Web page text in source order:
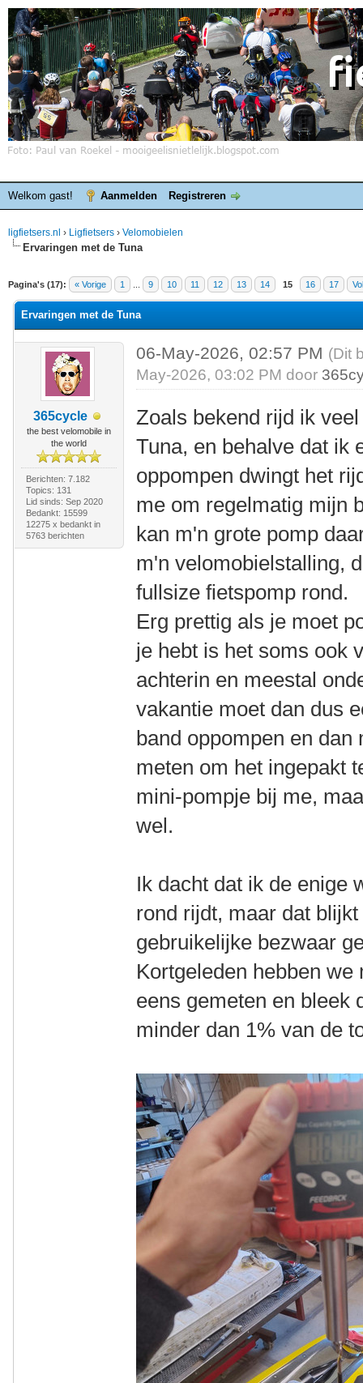
Welkom gast! Aanmelden Registreren
ligfietsers.nl › Ligfietsers › Velomobielen
Ervaringen met de Tuna
Pagina's (17): « Vorige 1 9 10 11 12 13 14 15 16 17
waardering is 5
Ervaringen met de Tuna
365cycle
the best velomobile in
the world
Berichten: 7.182
Topics: 131
Lid sinds: Sep 2020
Bedankt: 15599
12275 x bedankt in
5763 berichten
06-May-2026, 02:57 PM (Dit
May-2026, 03:02 PM door
Zoals bekend rijd ik
Tuna, en behalve dat ik
oppompen dwingt het
me om regelmatig mijn
kan m'n grote pomp
m'n velomobielstalling,
fullsize fietspomp rond.
Erg prettig als je moet
je hebt is het soms ook
achterin en meestal
vakantie moet dan dus
band oppompen en
meten om het ingepakt
mini-pompje bij me,
wel.
Ik dacht dat ik de enige
rond rijdt, maar dat
gebruikelijke bezwaar
Kortgeleden hebben
eens gemeten en bleek
minder dan 1% van de